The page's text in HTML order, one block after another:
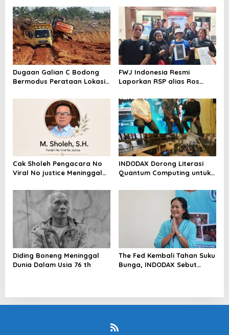
Dugaan Galian C Bodong
Bermodus Perataan Lokasi
Riau Akan Tinjauan Lokasi
FWJ Indonesia Resmi
Laporkan RSP alias Ros
Cak Sholeh Pengacara No
Viral No justice Meninggal
INDODAX Dorong Literasi
Quantum Computing untuk
Blockchain
Diding Boneng Meninggal
Dunia Dalam Usia 76 th
The Fed Kembali Tahan Suku
Bunga, INDODAX Sebut